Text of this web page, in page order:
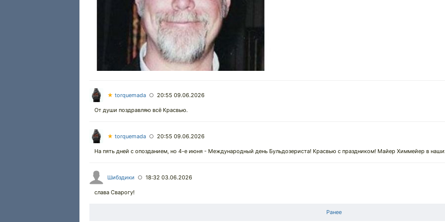
★ torquemada ○ 20:55 09.06.2026
От души поздравляю всё Красвью.
★ torquemada ○ 20:55 09.06.2026
На пять дней с опозданием, но 4-е июня - Международный день Бульдозериста! Красвью с праздником! Майер Химмейер в
Шибздики ○ 18:32 03.06.2026
слава Сварогу!
Ранее